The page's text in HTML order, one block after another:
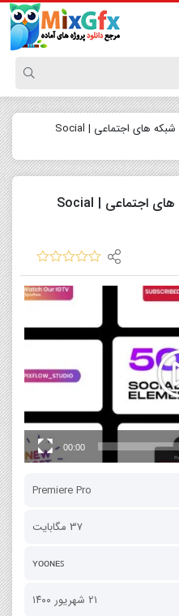
پروژه پریمیر عناصر شبکه های اجتماعی | Social
پروژه پریمیر عناصر شبکه های اجتماعی | Social
00:00
Premiere Pro
37 مگابایت
ʏᴏᴏɴᴇꜱ
۲۱ شهریور ۱۴۰۰